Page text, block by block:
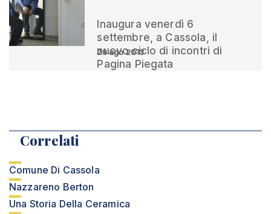
Inaugura venerdì 6
settembre, a Cassola, il
nuovo ciclo di incontri di
Pagina Piegata
29 ago 2013
Correlati
Comune Di Cassola
Nazzareno Berton
Una Storia Della Ceramica